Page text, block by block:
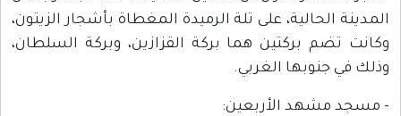
المدينة الحالية، على تلة الرميدة المغطاة بأشجار الزيتون،
وكانت تضم بركتين هما بركة القزازين، وبركة السلطان،
وذلك في جنوبها الغربي.
- مسجد مشهد الأربعين: